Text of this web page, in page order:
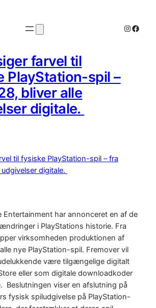
farvel til
PlayStation-spil –
bliver alle
digitale.
Entertainment har annonceret en af de
i PlayStations historie. Fra
virksomheden produktionen af
nye PlayStation-spil. Fremover vil
være tilgængelige digitalt
eller som digitale downloadkoder
Beslutningen viser en afslutning på
fysisk spiludgivelse på PlayStation-